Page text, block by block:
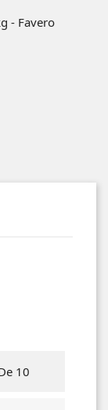
- Favero
10